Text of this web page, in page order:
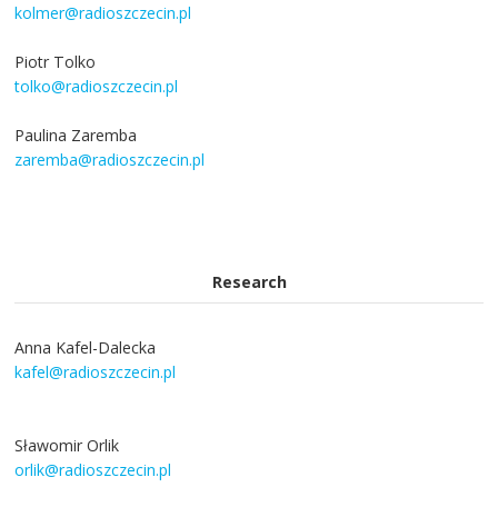
kolmer@radioszczecin.pl
Piotr Tolko
tolko@radioszczecin.pl
Paulina Zaremba
zaremba@radioszczecin.pl
Research
Anna Kafel-Dalecka
kafel@radioszczecin.pl
Sławomir Orlik
orlik@radioszczecin.pl